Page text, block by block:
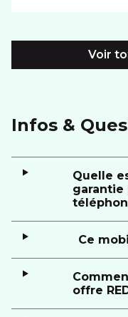
Voir
Infos &
Quelle
garantie
Ce
offre